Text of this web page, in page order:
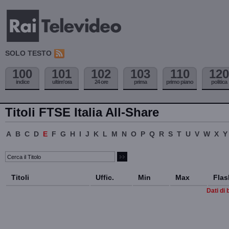
SOLO TESTO
100
indice
101
ultim'ora
102
24 ore
103
prima
110
primo piano
120
politica
Titoli FTSE Italia All-Share
A B C D E F G H I J K L M N O P Q R S T U V W X Y
Titoli Uffic. Min Max
Dati di